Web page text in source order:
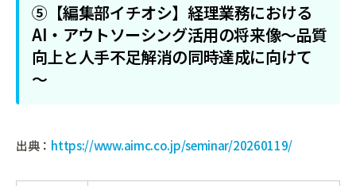
⑤【編集部イチオシ】経理業務における
AI・アウトソーシング活用の将来像～品質
向上と人手不足解消の同時達成に向けて
～
出典： https://www.aimc.co.jp/seminar/20260119/